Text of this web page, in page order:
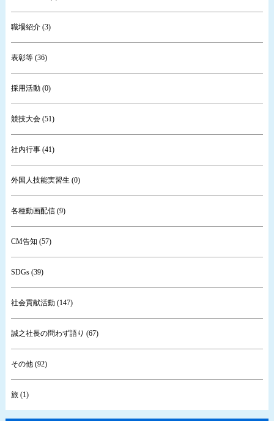
職場紹介 (3)
表彰等 (36)
採用活動 (0)
競技大会 (51)
社内行事 (41)
外国人技能実習生 (0)
各種動画配信 (9)
CM告知 (57)
SDGs (39)
社会貢献活動 (147)
誠之社長の問わず語り (67)
その他 (92)
旅 (1)